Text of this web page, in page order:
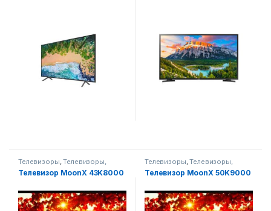
Телевизоры,Телевизоры,
фото-видео и аудио
Телевизор MoonX 43K8000
Телевизоры,Телевизоры,
фото-видео и аудио
Телевизор MoonX 50K9000